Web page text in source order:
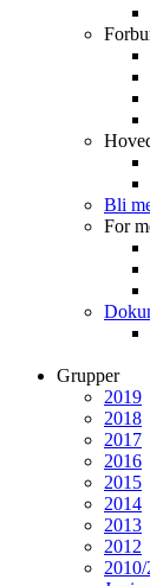
Bli
For
Grupper
2019
2018
2017
2016
2015
2014
2013
2012
2010/